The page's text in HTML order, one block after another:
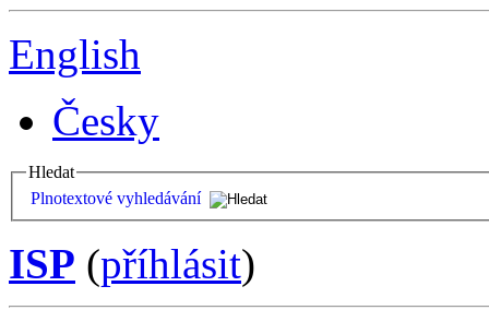
English
Česky
Hledat
Plnotextové vyhledávání
ISP (příhlásit)